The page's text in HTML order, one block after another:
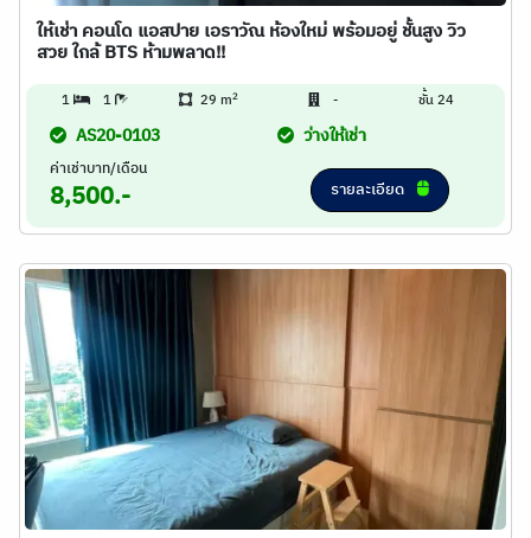
ให้เช่า คอนโด แอสปาย เอราวัณ ห้องใหม่ พร้อมอยู่ ชั้นสูง วิว
สวย ใกล้ BTS ห้ามพลาด!!
1 1 29 m2 - ชั้น 24
AS20-0103 ว่างให้เช่า
ค่าเช่าบาท/เดือน
8,500.- รายละเอียด